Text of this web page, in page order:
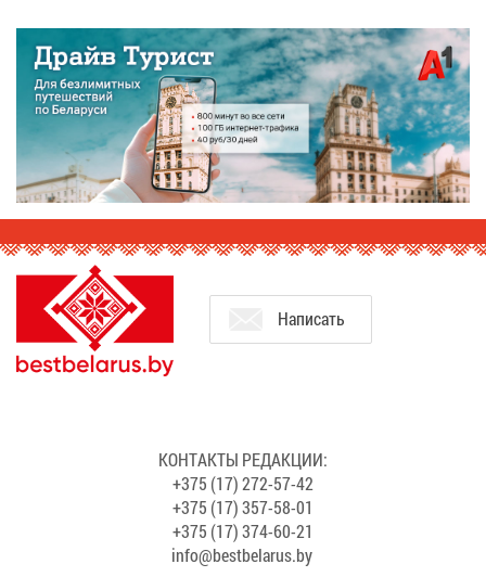
На­пи­сать
КОН­ТАК­ТЫ РЕ­ДАК­ЦИИ:
+375 (17) 272-57-42
+375 (17) 357-58-01
+375 (17) 374-60-21
info@​bes​tbel​arus.​by